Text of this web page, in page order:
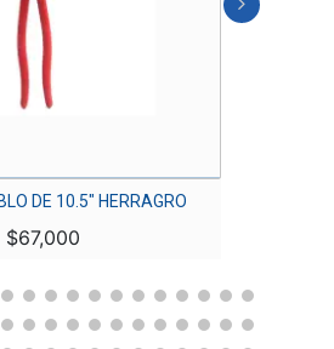
DE 10.5″ HERRAGRO
$67,000